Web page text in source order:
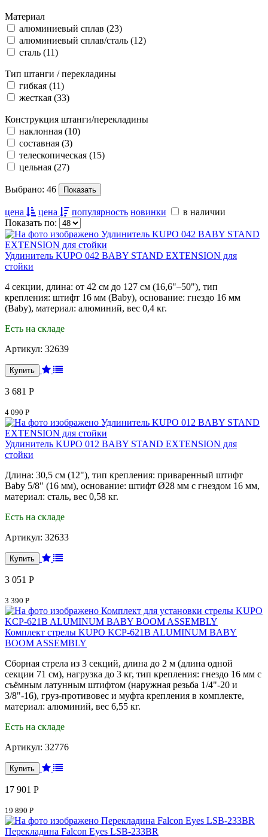
Материал
алюминиевый сплав (23)
алюминиевый сплав/сталь (12)
сталь (11)
Тип штанги / перекладины
гибкая (11)
жесткая (33)
Конструкция штанги/перекладины
наклонная (10)
составная (3)
телескопическая (15)
цельная (27)
Выбрано: 46
цена цена популярность новинки
в наличии
Показать по:
Удлинитель KUPO 042 BABY STAND EXTENSION для
стойки
4 секции, длина: от 42 см до 127 см (16,6"–50"), тип
крепления: штифт 16 мм (Baby), основание: гнездо 16 мм
(Baby), материал: алюминий, вес 0,4 кг.
Есть на складе
Артикул: 32639
3 681 Р
4 090 Р
Удлинитель KUPO 012 BABY STAND EXTENSION для
стойки
Длина: 30,5 см (12"), тип крепления: приваренный штифт
Baby 5/8" (16 мм), основание: штифт Ø28 мм с гнездом 16 мм,
материал: сталь, вес 0,58 кг.
Есть на складе
Артикул: 32633
3 051 Р
3 390 Р
Комплект стрелы KUPO KCP-621B ALUMINUM BABY
BOOM ASSEMBLY
Сборная стрела из 3 секций, длина до 2 м (длина одной
секции 71 см), нагрузка до 3 кг, тип крепления: гнездо 16 мм с
съёмным латунным штифтом (наружная резьба 1/4"-20 и
3/8"-16), груз-противовес и муфта крепления в комплекте,
материал: алюминий, вес 6,55 кг.
Есть на складе
Артикул: 32776
17 901 Р
19 890 Р
Перекладина Falcon Eyes LSB-233BR